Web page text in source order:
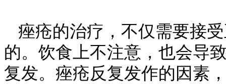
痤疮的治疗，不仅需要接
的。饮食上不注意，也会导
复发。痤疮反复发作的因素